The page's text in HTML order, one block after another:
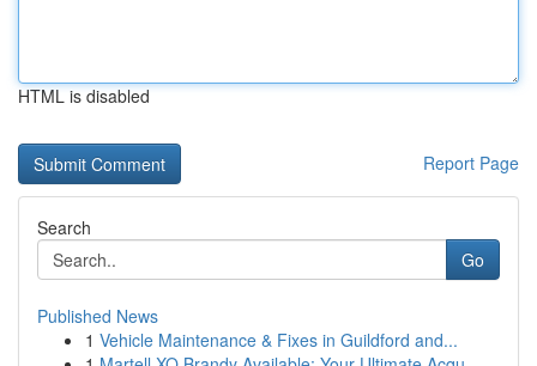
HTML is disabled
Report Page
Search
Go
Published News
1 Vehicle Maintenance & Fixes in Guildford and...